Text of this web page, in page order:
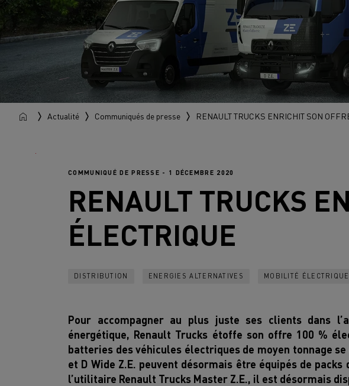
Actualité Communiqués de presse RENAULT TRUCKS ENRICHIT SON
COMMUNIQUÉ DE PRESSE - 1 DÉCEMBRE 2020
RENAULT TRUCKS
ÉLECTRIQUE
DISTRIBUTION ENERGIES ALTERNATIVES MOBILITÉ ÉLECTRIQUE
Pour accompagner au plus juste ses clients dans
énergétique, Renault Trucks étoffe son offre 100 %
batteries des véhicules électriques de moyen tonnage
et D Wide Z.E. peuvent désormais être équipés de
l’utilitaire Renault Trucks Master Z.E., il est désormais